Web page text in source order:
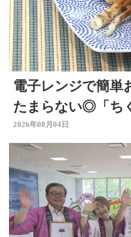
電子レンジで簡単
たまらない◎「ち
キッチン別府ちゃ
2026年08月04日